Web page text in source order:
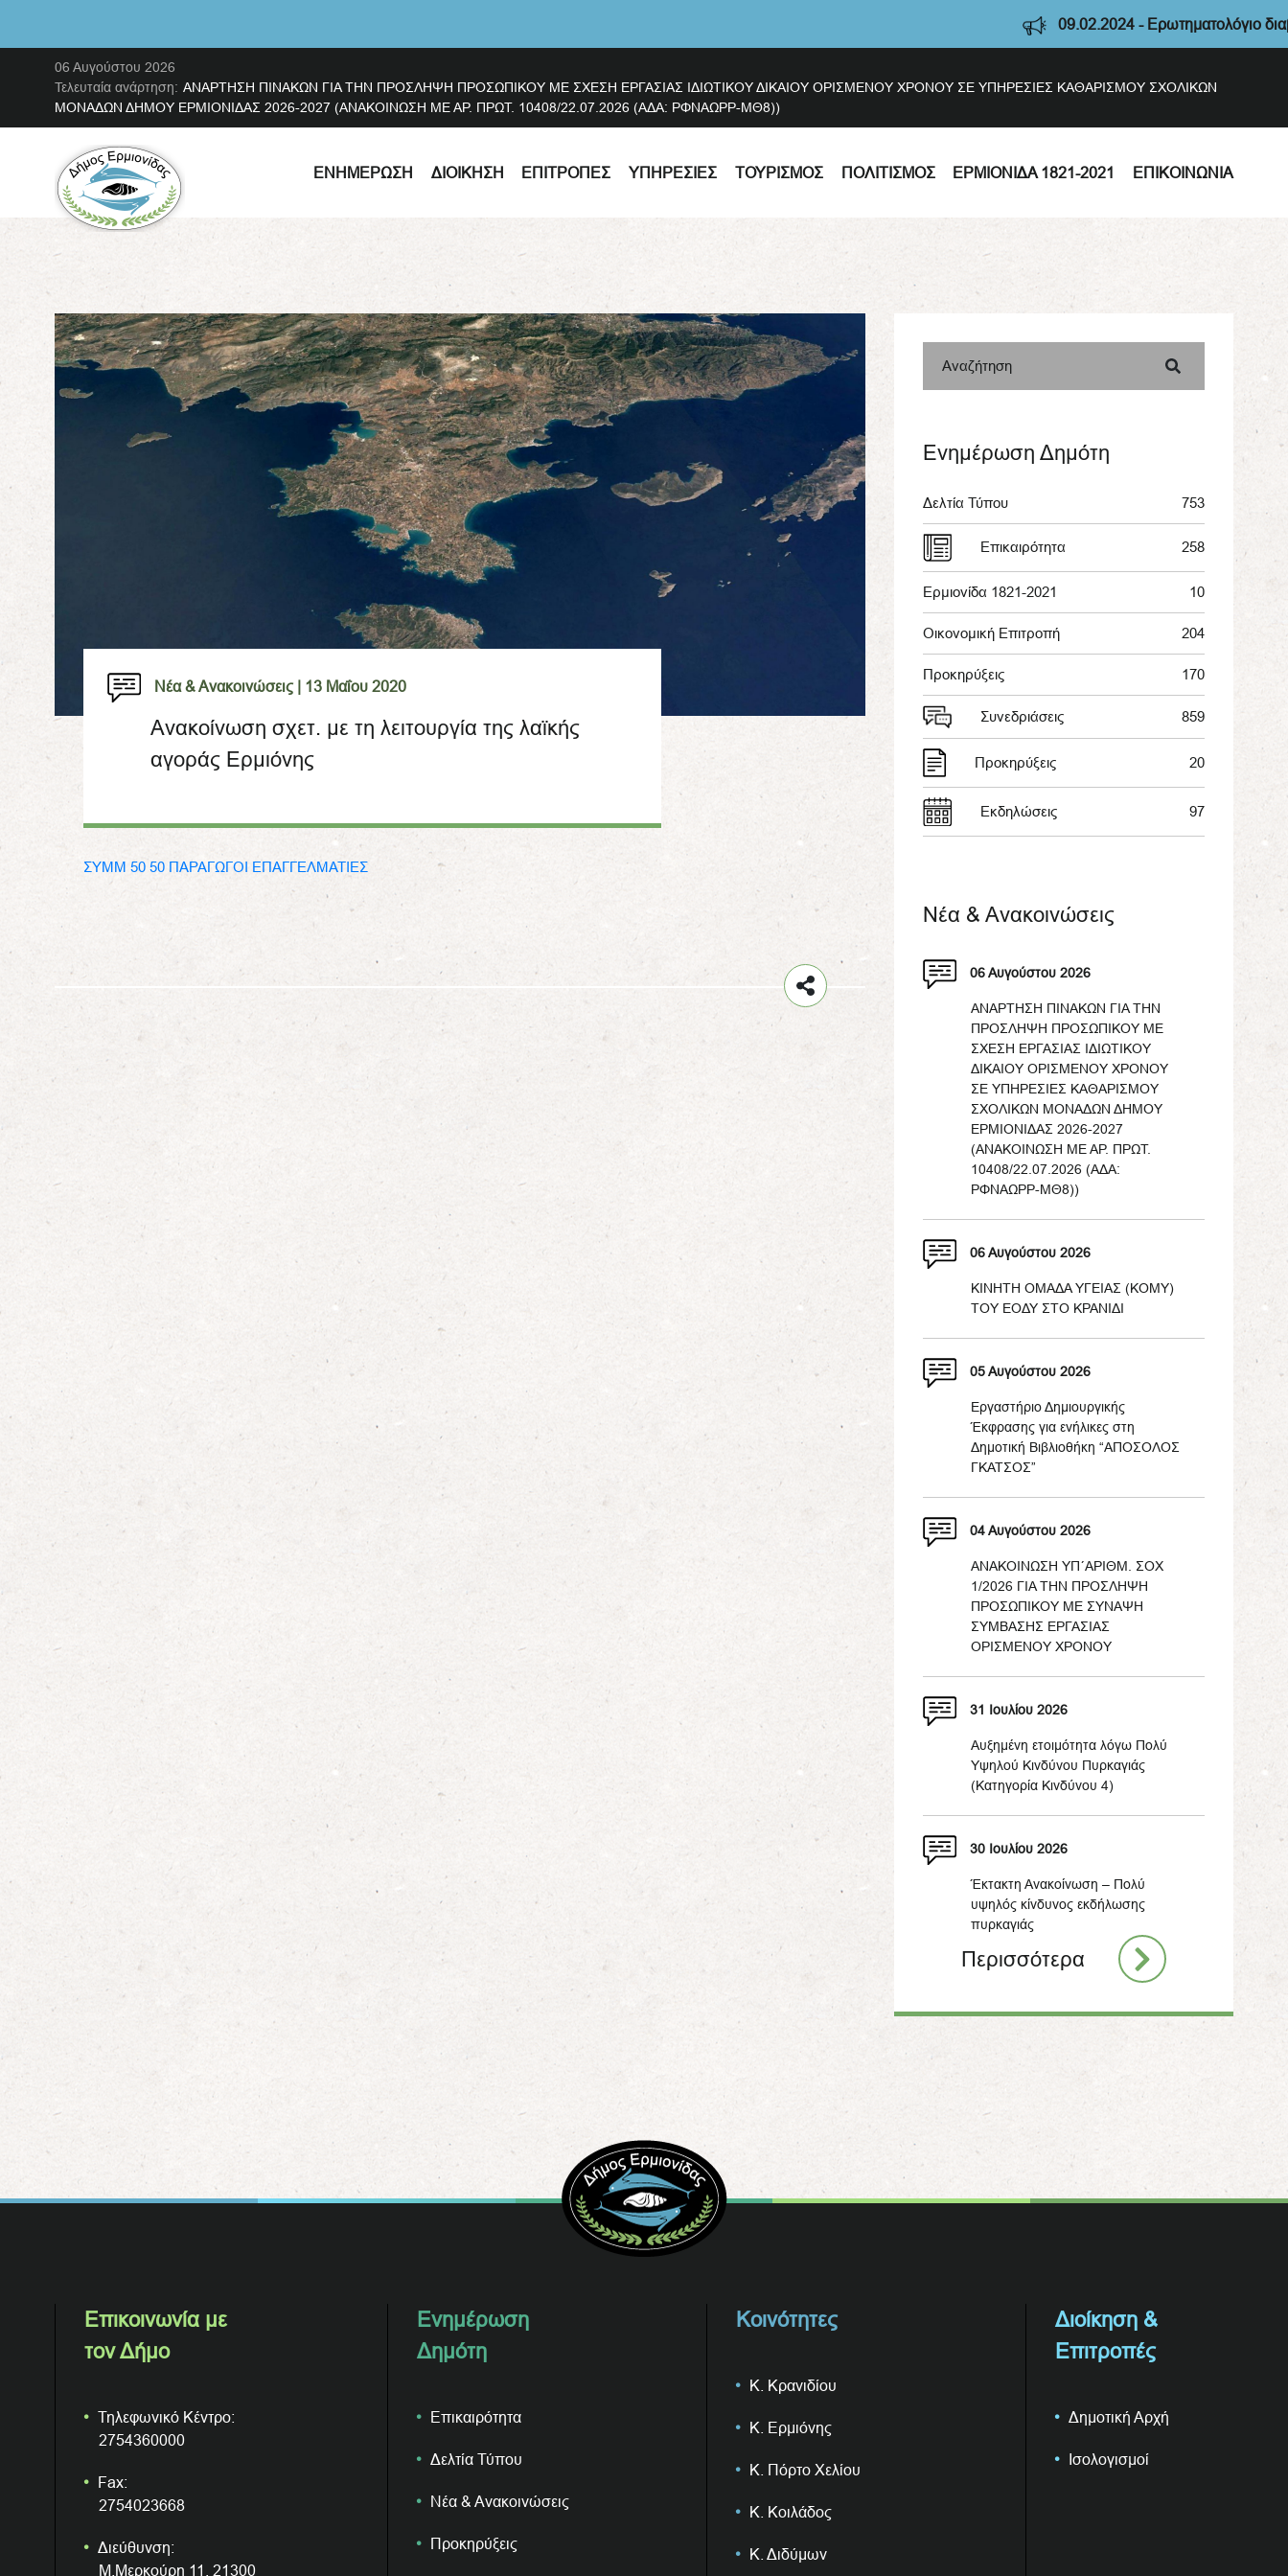
09.02.2024 - Ερωτηματολόγιο
06 Αυγούστου 2026
Τελευταία ανάρτηση: ΑΝΑΡΤΗΣΗ ΠΙΝΑΚΩΝ ΓΙΑ ΤΗΝ ΠΡΟΣΛΗΨΗ ΠΡΟΣΩΠΙΚΟΥ ΜΕ ΣΧΕΣΗ ΕΡΓΑΣΙΑΣ ΙΔΙΩΤΙΚΟΥ ΔΙΚΑΙΟΥ ΟΡΙΣΜΕΝΟΥ ΧΡΟΝΟΥ ΣΕ ΥΠΗΡΕΣΙΕΣ ΚΑΘΑΡΙΣΜΟΥ ΣΧΟΛΙΚΩΝ
ΜΟΝΑΔΩΝ ΔΗΜΟΥ ΕΡΜΙΟΝΙΔΑΣ 2026-2027 (ΑΝΑΚΟΙΝΩΣΗ ΜΕ ΑΡ. ΠΡΩΤ. 10408/22.07.2026 (ΑΔΑ: ΡΦΝΑΩΡΡ-ΜΘ8))
ΕΝΗΜΈΡΩΣΗ ΔΙΟΊΚΗΣΗ ΕΠΙΤΡΟΠΈΣ ΥΠΗΡΕΣΊΕΣ ΤΟΥΡΙΣΜΌΣ ΠΟΛΙΤΙΣΜΌΣ ΕΡΜΙΟΝΊΔΑ 1821-2021 ΕΠΙΚΟΙΝΩΝΊΑ
Νέα & Ανακοινώσεις | 13 Μαΐου 2020
Ανακοίνωση σχετ. με τη λειτουργία της λαϊκής
αγοράς Ερμιόνης
ΣΥΜΜ 50 50 ΠΑΡΑΓΩΓΟΙ ΕΠΑΓΓΕΛΜΑΤΙΕΣ
Αναζήτηση
Ενημέρωση Δημότη
Δελτία Τύπου 753
Επικαιρότητα 258
Ερμιονίδα 1821-2021 10
Οικονομική Επιτροπή 204
Προκηρύξεις 170
Συνεδριάσεις 859
Προκηρύξεις 20
Εκδηλώσεις 97
Νέα & Ανακοινώσεις
06 Αυγούστου 2026
ΑΝΑΡΤΗΣΗ ΠΙΝΑΚΩΝ ΓΙΑ ΤΗΝ
ΠΡΟΣΛΗΨΗ ΠΡΟΣΩΠΙΚΟΥ ΜΕ
ΣΧΕΣΗ ΕΡΓΑΣΙΑΣ ΙΔΙΩΤΙΚΟΥ
ΔΙΚΑΙΟΥ ΟΡΙΣΜΕΝΟΥ ΧΡΟΝΟΥ
ΣΕ ΥΠΗΡΕΣΙΕΣ ΚΑΘΑΡΙΣΜΟΥ
ΣΧΟΛΙΚΩΝ ΜΟΝΑΔΩΝ ΔΗΜΟΥ
ΕΡΜΙΟΝΙΔΑΣ 2026-2027
(ΑΝΑΚΟΙΝΩΣΗ ΜΕ ΑΡ. ΠΡΩΤ.
10408/22.07.2026 (ΑΔΑ:
ΡΦΝΑΩΡΡ-ΜΘ8))
06 Αυγούστου 2026
ΚΙΝΗΤΗ ΟΜΑΔΑ ΥΓΕΙΑΣ (ΚΟΜΥ)
ΤΟΥ ΕΟΔΥ ΣΤΟ ΚΡΑΝΙΔΙ
05 Αυγούστου 2026
Εργαστήριο Δημιουργικής
Έκφρασης για ενήλικες στη
Δημοτική Βιβλιοθήκη “ΑΠΟΣΟΛΟΣ
ΓΚΑΤΣΟΣ”
04 Αυγούστου 2026
ΑΝΑΚΟΙΝΩΣΗ ΥΠ΄ΑΡΙΘΜ. ΣΟΧ
1/2026 ΓΙΑ ΤΗΝ ΠΡΟΣΛΗΨΗ
ΠΡΟΣΩΠΙΚΟΥ ΜΕ ΣΥΝΑΨΗ
ΣΥΜΒΑΣΗΣ ΕΡΓΑΣΙΑΣ
ΟΡΙΣΜΕΝΟΥ ΧΡΟΝΟΥ
31 Ιουλίου 2026
Αυξημένη ετοιμότητα λόγω Πολύ
Υψηλού Κινδύνου Πυρκαγιάς
(Κατηγορία Κινδύνου 4)
30 Ιουλίου 2026
Έκτακτη Ανακοίνωση – Πολύ
υψηλός κίνδυνος εκδήλωσης
πυρκαγιάς
Περισσότερα
Επικοινωνία με
τον Δήμο
Τηλεφωνικό Κέντρο:
2754360000
Fax:
2754023668
Διεύθυνση:
Μ.Μερκούρη 11, 21300
Ενημέρωση
Δημότη
Επικαιρότητα
Δελτία Τύπου
Νέα & Ανακοινώσεις
Προκηρύξεις
Κοινότητες
Κ. Κρανιδίου
Κ. Ερμιόνης
Κ. Πόρτο Χελίου
Κ. Κοιλάδος
Κ. Διδύμων
Διοίκηση &
Επιτροπές
Δημοτική Αρχή
Ισολογισμοί